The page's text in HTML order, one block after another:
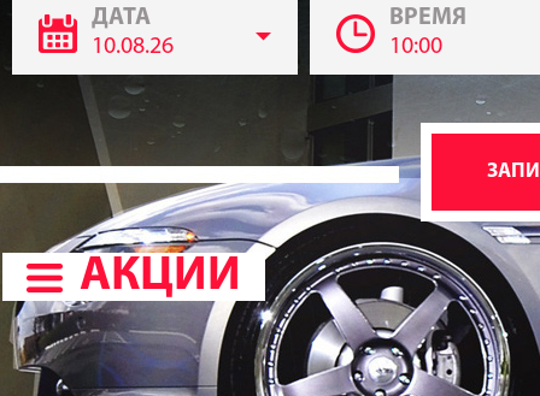
ДАТА
10.08.26
ВРЕМЯ
10:00
АКЦИИ